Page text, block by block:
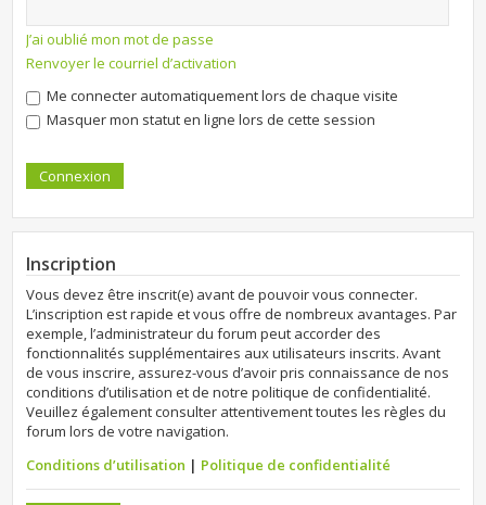
J’ai oublié mon mot de passe
Renvoyer le courriel d’activation
Me connecter automatiquement lors de chaque visite
Masquer mon statut en ligne lors de cette session
Inscription
Vous devez être inscrit(e) avant de pouvoir vous connecter.
L’inscription est rapide et vous offre de nombreux avantages. Par
exemple, l’administrateur du forum peut accorder des
fonctionnalités supplémentaires aux utilisateurs inscrits. Avant
de vous inscrire, assurez-vous d’avoir pris connaissance de nos
conditions d’utilisation et de notre politique de confidentialité.
Veuillez également consulter attentivement toutes les règles du
forum lors de votre navigation.
Conditions d’utilisation | Politique de confidentialité